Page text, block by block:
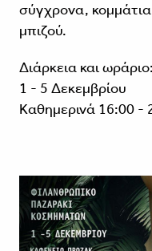
σύγχρονα,
μπιζού.
Διάρκεια και ωράριο:
1 - 5 Δεκεμβρίου
Καθημερινά 16:00 -